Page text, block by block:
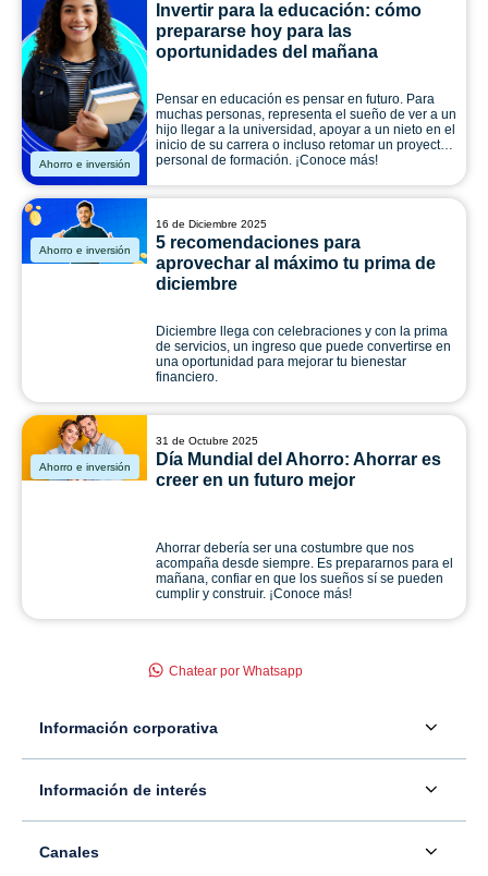
Ahorro e inversión
Invertir para la educación: cómo
prepararse hoy para las
oportunidades del mañana
Pensar en educación es pensar en futuro. Para
muchas personas, representa el sueño de ver a un
hijo llegar a la universidad, apoyar a un nieto en el
inicio de su carrera o incluso retomar un proyecto
personal de formación. ¡Conoce más!
Ahorro e inversión
16 de Diciembre 2025
5 recomendaciones para
aprovechar al máximo tu prima de
diciembre
Diciembre llega con celebraciones y con la prima
de servicios, un ingreso que puede convertirse en
una oportunidad para mejorar tu bienestar
financiero.
Ahorro e inversión
31 de Octubre 2025
Día Mundial del Ahorro: Ahorrar es
creer en un futuro mejor
Ahorrar debería ser una costumbre que nos
acompaña desde siempre. Es prepararnos para el
mañana, confiar en que los sueños sí se pueden
cumplir y construir. ¡Conoce más!
Información corporativa
Información para inversionistas
Información de interés
Canales
Chatear por Whatsapp